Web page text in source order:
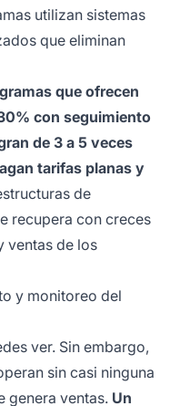
utilizan sistemas
que eliminan
que ofrecen
con seguimiento
de 3 a 5 veces
tarifas planas y
de
recupera con creces
ventas de los
y monitoreo del
ver. Sin embargo,
sin casi ninguna
genera ventas. Un